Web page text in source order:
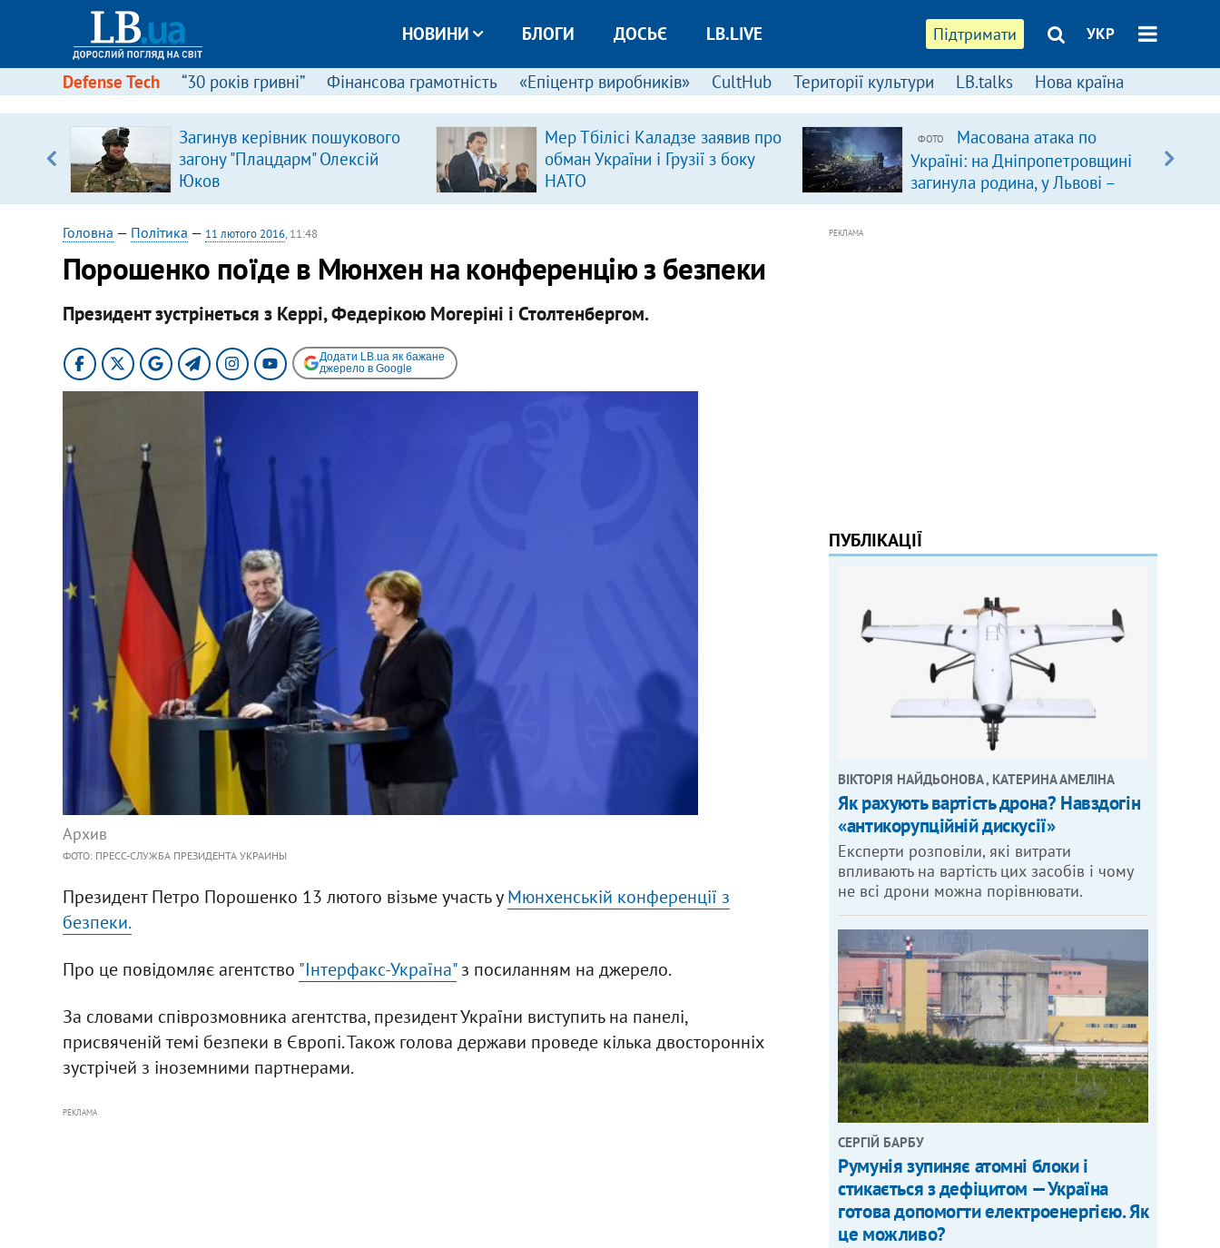
Підтримати УКР
НОВИНИ БЛОГИ ДОСЬЄ LB.LIVE
Defense Tech “30 років гривні” Фінансова грамотність «Епіцентр виробників» CultHub Території культури LB.talks Нова країна
Загинув керівник пошукового
загону "Плацдарм" Олексій
Юков
Мер Тбілісі Каладзе заявив про
обман України і Грузії з боку
НАТО
ФОТО
Масована атака по
Україні: на Дніпропетровщині
загинула родина, у Львові –
удар по багатоповерхівках
Головна — Політика — 11 лютого 2016, 11:48
Порошенко поїде в Мюнхен на конференцію з безпеки
Президент зустрінеться з Керрі, Федерікою Могеріні і Столтенбергом.
Додати LB.ua як бажане
джерело в Google
Архив
ФОТО: ПРЕСС-СЛУЖБА ПРЕЗИДЕНТА УКРАИНЫ
Президент Петро Порошенко 13 лютого візьме участь уМюнхенській конференції з
безпеки.
Про це повідомляє агентство "Інтерфакс-Україна"з посиланням на джерело.
За словами співрозмовника агентства, президент України виступить на панелі,
присвяченій темі безпеки в Європі. Також голова держави проведе кілька двосторонніх
зустрічей з іноземними партнерами.
РЕКЛАМА
РЕКЛАМА
ПУБЛІКАЦІЇ
ВІКТОРІЯ НАЙДЬОНОВА , КАТЕРИНА АМЕЛІНА
Як рахують вартість дрона? Навздогін
«антикорупційній дискусії»
Експерти розповіли, які витрати
впливають на вартість цих засобів і чому
не всі дрони можна порівнювати.
СЕРГІЙ БАРБУ
Румунія зупиняє атомні блоки і
стикається з дефіцитом — Україна
готова допомогти електроенергією. Як
це можливо?